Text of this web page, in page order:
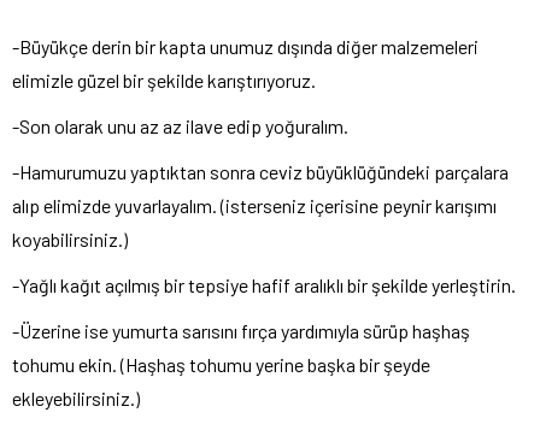
-Büyükçe derin bir kapta unumuz dışında diğer malzemeleri
elimizle güzel bir şekilde karıştırıyoruz.
-Son olarak unu az az ilave edip yoğuralım.
-Hamurumuzu yaptıktan sonra ceviz büyüklüğündeki parçalara
alıp elimizde yuvarlayalım. (isterseniz içerisine peynir karışımı
koyabilirsiniz.)
-Yağlı kağıt açılmış bir tepsiye hafif aralıklı bir şekilde yerleştirin.
-Üzerine ise yumurta sarısını fırça yardımıyla sürüp haşhaş
tohumu ekin. (Haşhaş tohumu yerine başka bir şeyde
ekleyebilirsiniz.)